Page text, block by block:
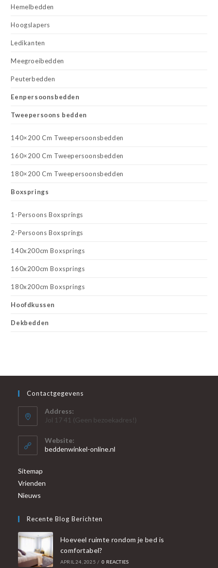
Hemelbedden
Hoogslapers
Ledikanten
Meegroeibedden
Peuterbedden
Eenpersoonsbedden
Tweepersoons bedden
140×200 Cm Tweepersoonsbedden
160×200 Cm Tweepersoonsbedden
180×200 Cm Tweepersoonsbedden
Boxsprings
1-Persoons Boxsprings
2-Persoons Boxsprings
140x200cm Boxsprings
160x200cm Boxsprings
180x200cm Boxsprings
Hoofdkussen
Dekbedden
Contactgegevens
Address:
Jol 17 41 (Geen bezoekadres!)
Website:
beddenwinkel-online.nl
Sitemap
Vrienden
Nieuws
Recente Blog Berichten
Hoeveel ruimte rondom je bed is
comfortabel?
APRIL 24, 2025 / 0 REACTIES